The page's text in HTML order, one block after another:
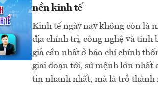
nền kinh tế
Kinh tế ngày nay không còn là
địa chính trị, công nghệ và tính
giả cần nhất ở báo chí chính
giai đoạn tới, sứ mệnh lớn nhất
tin nhanh nhất, mà là trở thành